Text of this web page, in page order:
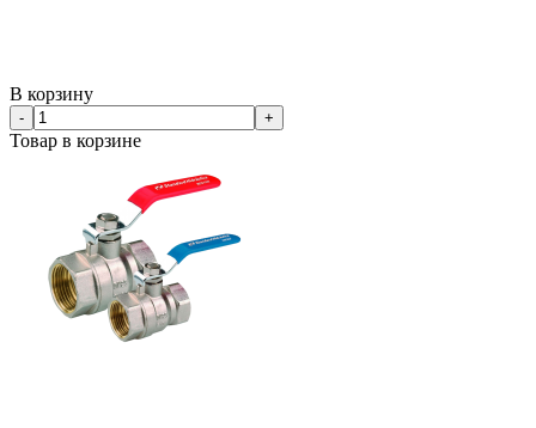
В корзину
- +
Товар в корзине